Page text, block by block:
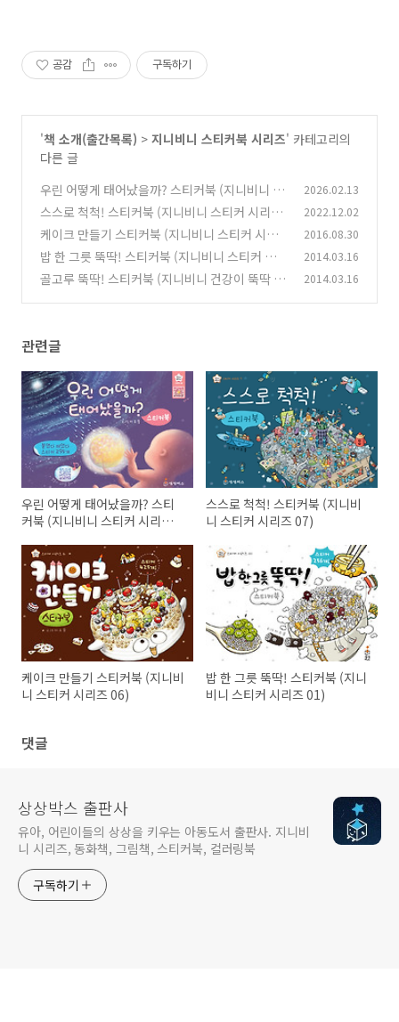
공감 구독하기
'책 소개(출간목록) > 지니비니 스티커북 시리즈' 카테고리의
다른 글
우린 어떻게 태어났을까? 스티커북 (지니비니 스
티커 시리즈 9) (0)
2026.02.13
스스로 척척! 스티커북 (지니비니 스티커 시리즈
07)
(0)
2022.12.02
케이크 만들기 스티커북 (지니비니 스티커 시리
즈 06)
(0)
2016.08.30
밥 한 그릇 뚝딱! 스티커북 (지니비니 스티커 시리
즈 01) (0)
2014.03.16
골고루 뚝딱! 스티커북 (지니비니 건강이 뚝딱 스
2014.03.16
관련글
우린 어떻게 태어났을까? 스티
커북 (지니비니 스티커 시리즈
스스로 척척! 스티커북 (지니비
니 스티커 시리즈 07)
케이크 만들기 스티커북 (지니비
니 스티커 시리즈 06)
밥 한 그릇 뚝딱! 스티커북 (지니
비니 스티커 시리즈 01)
댓글
상상박스 출판사
유아, 어린이들의 상상을 키우는 아동도서 출판사. 지니비
니 시리즈, 동화책, 그림책, 스티커북, 컬러링북
구독하기